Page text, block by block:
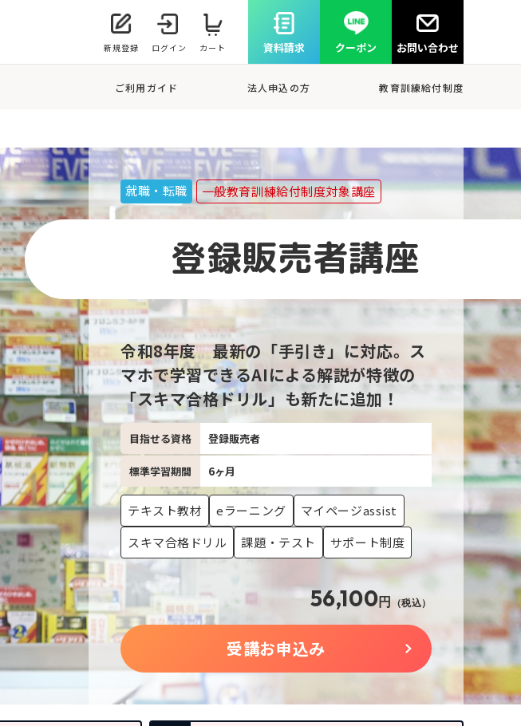
新規登録 ログイン カート 資料請求 クーポン お問い合わせ
ご利用ガイド 法人申込の方 教育訓練給付制度
就職・転職 一般教育訓練給付制度対象講座
登録販売者講座
令和8年度 最新の「手引き」に対応。ス
マホで学習できるAIによる解説が特徴の
「スキマ合格ドリル」も新たに追加！
目指せる資格 登録販売者
標準学習期間 6ヶ月
テキスト教材 eラーニング
マイページassist
スキマ合格ドリル
課題・テスト サポート制度
56,100円 （税込）
受講お申込み